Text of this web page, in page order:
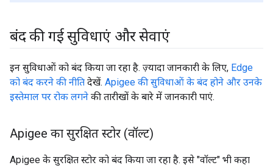
बंद की गई सुविधाएं और सेवाएं
इन सुविधाओं को बंद किया जा रहा है. ज़्यादा जानकारी के लिए, Edge
को बंद करने की नीति देखें. Apigee की सुविधाओं के बंद होने और उनके
इस्तेमाल पर रोक लगने की तारीखों के बारे में जानकारी पाएं.
Apigee का सुरक्षित स्टोर (वॉल्ट)
Apigee के सुरक्षित स्टोर को बंद किया जा रहा है. इसे "वॉल्ट" भी कहा